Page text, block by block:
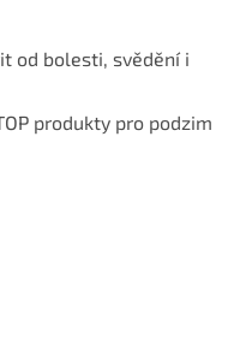
od bolesti, svědění i
produkty pro podzim